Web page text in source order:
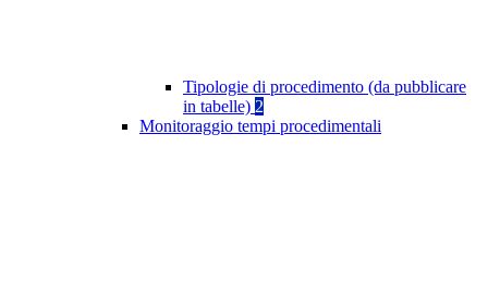
Tipologie di procedimento (da pubblicare
in tabelle) 2
Monitoraggio tempi procedimentali